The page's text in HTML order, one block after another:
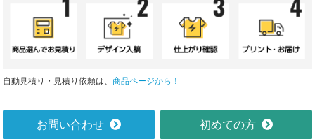
自動見積り・見積り依頼は、商品ページから！
お問い合わせ 初めての方